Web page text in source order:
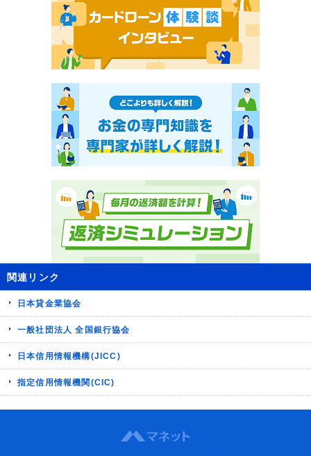
関連リンク
日本貸金業協会
一般社団法人 全国銀行協会
日本信用情報機構(JICC)
指定信用情報機関(CIC)